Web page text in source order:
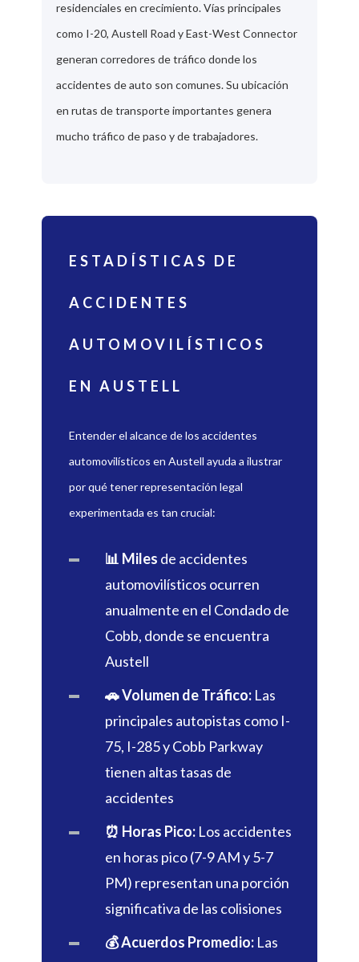
residenciales en crecimiento. Vías principales
como I-20, Austell Road y East-West Connector
generan corredores de tráfico donde los
accidentes de auto son comunes. Su ubicación
en rutas de transporte importantes genera
mucho tráfico de paso y de trabajadores.
ESTADÍSTICAS DE
ACCIDENTES
AUTOMOVILÍSTICOS
EN AUSTELL
Entender el alcance de los accidentes
automovilísticos en Austell ayuda a ilustrar
por qué tener representación legal
experimentada es tan crucial:
📊 Miles de accidentes
automovilísticos ocurren
anualmente en el Condado de
Cobb, donde se encuentra
Austell
🚗 Volumen de Tráfico: Las
principales autopistas como I-
75, I-285 y Cobb Parkway
tienen altas tasas de
accidentes
⏰ Horas Pico: Los accidentes
en horas pico (7-9 AM y 5-7
PM) representan una porción
significativa de las colisiones
💰 Acuerdos Promedio: Las